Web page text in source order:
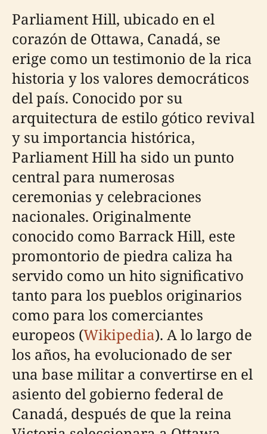
Parliament Hill, ubicado en el
corazón de Ottawa, Canadá, se
erige como un testimonio de la rica
historia y los valores democráticos
del país. Conocido por su
arquitectura de estilo gótico revival
y su importancia histórica,
Parliament Hill ha sido un punto
central para numerosas
ceremonias y celebraciones
nacionales. Originalmente
conocido como Barrack Hill, este
promontorio de piedra caliza ha
servido como un hito significativo
tanto para los pueblos originarios
como para los comerciantes
europeos (Wikipedia). A lo largo de
los años, ha evolucionado de ser
una base militar a convertirse en el
asiento del gobierno federal de
Canadá, después de que la reina